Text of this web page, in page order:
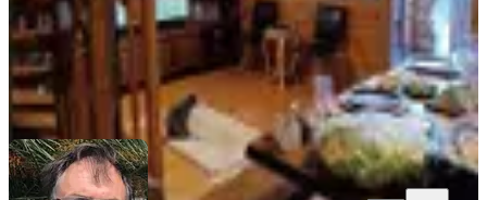
Körfez Emlak Hüseyin Çalışkan
Ara